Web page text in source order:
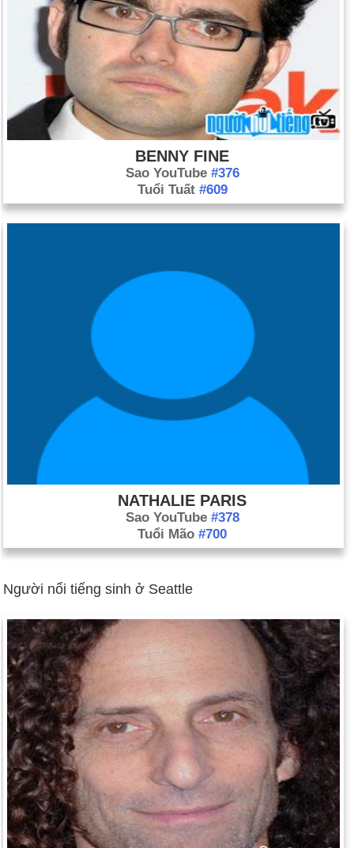
BENNY FINE
Sao YouTube #376
Tuổi Tuất #609
NATHALIE PARIS
Sao YouTube #378
Tuổi Mão #700
Người nổi tiếng sinh ở Seattle